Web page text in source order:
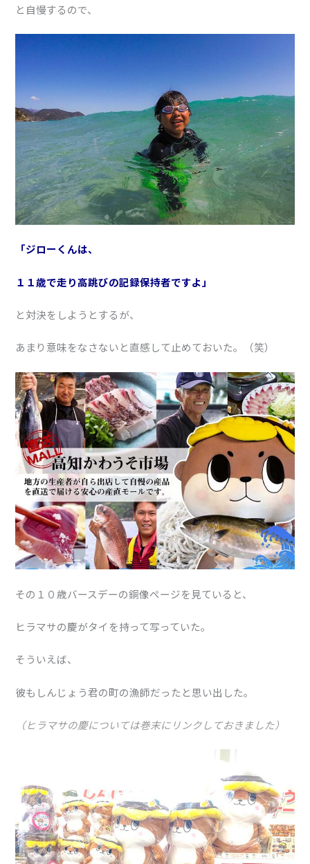
と自慢するので、
「ジローくんは、
１１歳で走り高跳びの記録保持者ですよ」
と対決をしようとするが、
あまり意味をなさないと直感して止めておいた。（笑）
その１０歳バースデーの銅像ページを見ていると、
ヒラマサの慶がタイを持って写っていた。
そういえば、
彼もしんじょう君の町の漁師だったと思い出した。
（ヒラマサの慶については巻末にリンクしておきました）